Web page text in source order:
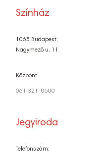
Színház
1065 Budapest,
Nagymező u. 11.
Központ:
061 321-0600
Jegyiroda
Telefonszám: